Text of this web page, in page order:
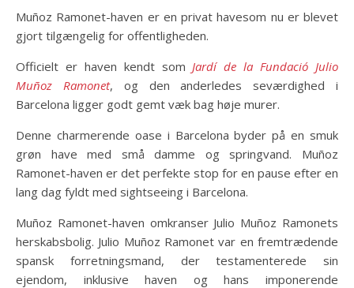
Muñoz Ramonet-haven er en privat havesom nu er blevet
gjort tilgængelig for offentligheden.
Officielt er haven kendt som Jardí de la Fundació Julio
Muñoz Ramonet, og den anderledes seværdighed i
Barcelona ligger godt gemt væk bag høje murer.
Denne charmerende oase i Barcelona byder på en smuk
grøn have med små damme og springvand. Muñoz
Ramonet-haven er det perfekte stop for en pause efter en
lang dag fyldt med sightseeing i Barcelona.
Muñoz Ramonet-haven omkranser Julio Muñoz Ramonets
herskabsbolig. Julio Muñoz Ramonet var en fremtrædende
spansk forretningsmand, der testamenterede sin
ejendom, inklusive haven og hans imponerende